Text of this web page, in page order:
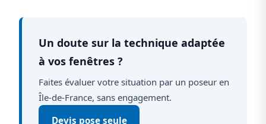
Un doute sur la technique adaptée
à vos fenêtres ?
Faites évaluer votre situation par un poseur en
Île-de-France, sans engagement.
Devis pose seule